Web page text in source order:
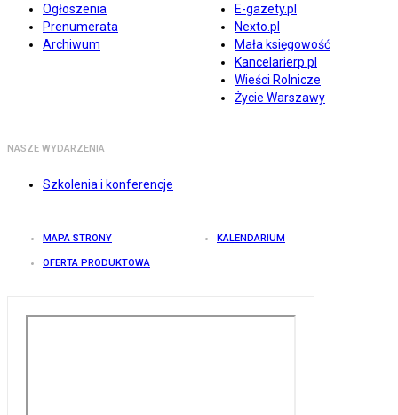
Ogłoszenia
Prenumerata
Archiwum
E-gazety.pl
Nexto.pl
Mała księgowość
Kancelarierp.pl
Wieści Rolnicze
Życie Warszawy
NASZE WYDARZENIA
Szkolenia i konferencje
MAPA STRONY KALENDARIUM
OFERTA PRODUKTOWA